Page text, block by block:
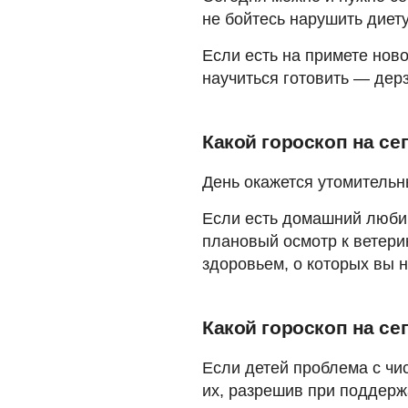
не бойтесь нарушить
Если есть на примете
научиться готовить —
Какой гороскоп на
День окажется
Если есть домашний
плановый осмотр к
здоровьем, о которых вы
Какой гороскоп на
Если детей проблема с
их, разрешив при